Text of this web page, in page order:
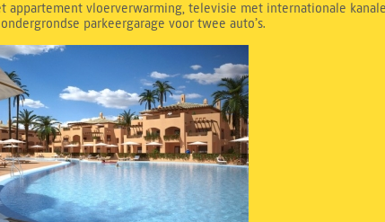
appartement vloerverwarming, televisie met internationale
parkeergarage voor twee auto’s.